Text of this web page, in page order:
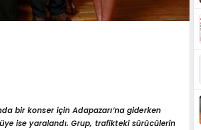
bir konser için Adapazarı’na giderken
ise yaralandı. Grup, trafikteki sürücülerin